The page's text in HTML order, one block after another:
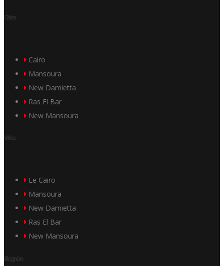
Cities
Cairo
Mansoura
New Damietta
Ras El Bar
New Mansoura
Villes
Le Cairo
Mansoura
New Damietta
Ras El Bar
New Mansoura
مشروعاتنا